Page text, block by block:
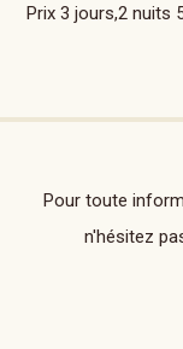
Prix 3 jours,2 nuits
Pour toute
n'hésitez